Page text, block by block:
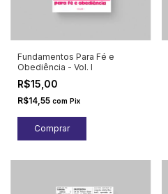
Fundamentos Para Fé e
Obediência - Vol. I
R$15,00
R$14,55 com Pix